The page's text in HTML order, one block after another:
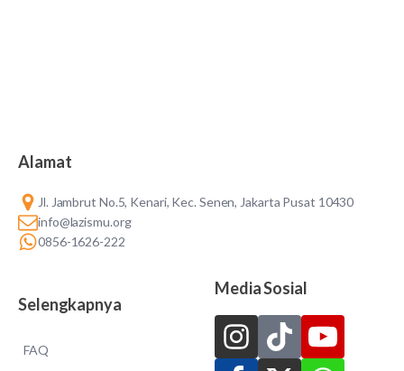
Alamat
Jl. Jambrut No.5, Kenari, Kec. Senen, Jakarta Pusat 10430
info@lazismu.org
0856-1626-222
Selengkapnya
FAQ
Media Sosial